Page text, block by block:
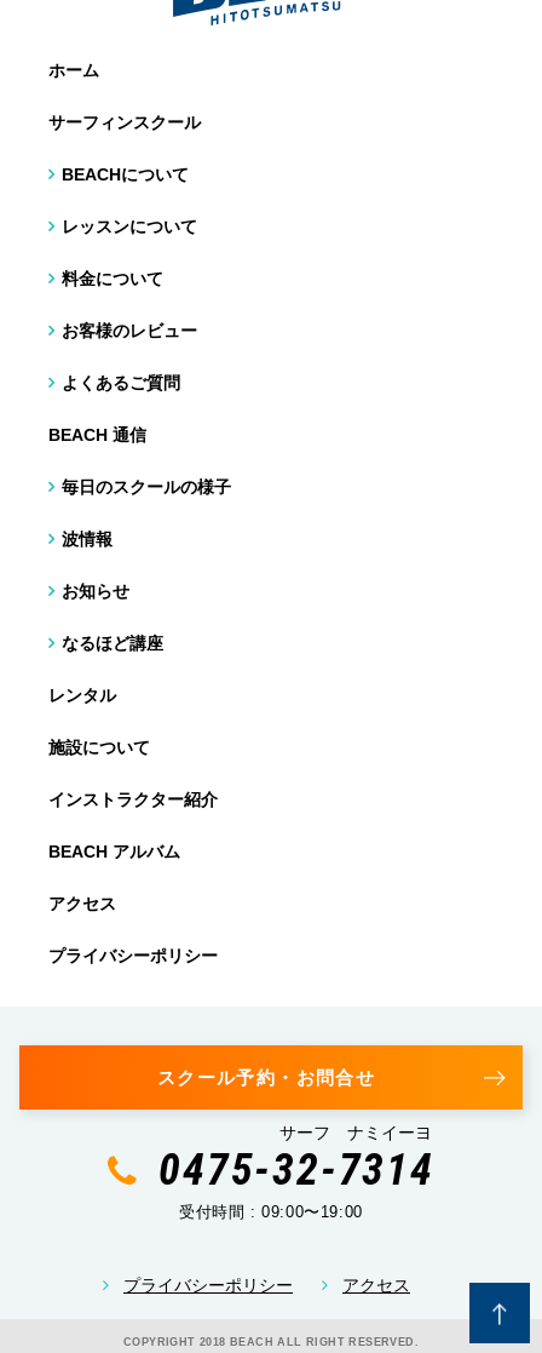
ホーム
サーフィンスクール
BEACHについて
レッスンについて
料金について
お客様のレビュー
よくあるご質問
BEACH 通信
毎日のスクールの様子
波情報
お知らせ
なるほど講座
レンタル
施設について
インストラクター紹介
BEACH アルバム
アクセス
プライバシーポリシー
スクール予約・お問合せ
サーフ ナミイーヨ
0475-32-7314
受付時間 : 09:00〜19:00
プライバシーポリシー アクセス
COPYRIGHT 2018 BEACH ALL RIGHT RESERVED.